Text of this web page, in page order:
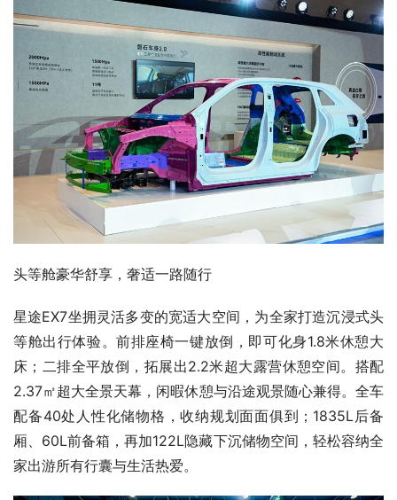
头等舱豪华舒享，奢适一路随行
星途EX7坐拥灵活多变的宽适大空间，为全家打造沉浸式头
等舱出行体验。前排座椅一键放倒，即可化身1.8米休憩大
床；二排全平放倒，拓展出2.2米超大露营休憩空间。搭配
2.37㎡超大全景天幕，闲暇休憩与沿途观景随心兼得。全车
配备40处人性化储物格，收纳规划面面俱到；1835L后备
厢、60L前备箱，再加122L隐藏下沉储物空间，轻松容纳全
家出游所有行囊与生活热爱。